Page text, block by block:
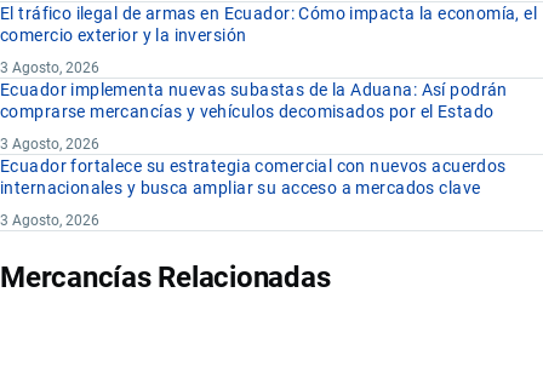
El tráfico ilegal de armas en Ecuador: Cómo impacta la economía, el
comercio exterior y la inversión
3 Agosto, 2026
Ecuador implementa nuevas subastas de la Aduana: Así podrán
comprarse mercancías y vehículos decomisados por el Estado
3 Agosto, 2026
Ecuador fortalece su estrategia comercial con nuevos acuerdos
internacionales y busca ampliar su acceso a mercados clave
3 Agosto, 2026
Mercancías Relacionadas